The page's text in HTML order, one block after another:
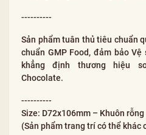
----------
Sản phẩm tuân thủ tiêu chuẩn
chuẩn GMP Food, đảm bảo
khẳng định thương hiệu
Chocolate.
----------
Size: D72x106mm – Khuôn rỗng
(Sản phẩm trang trí có thể khác